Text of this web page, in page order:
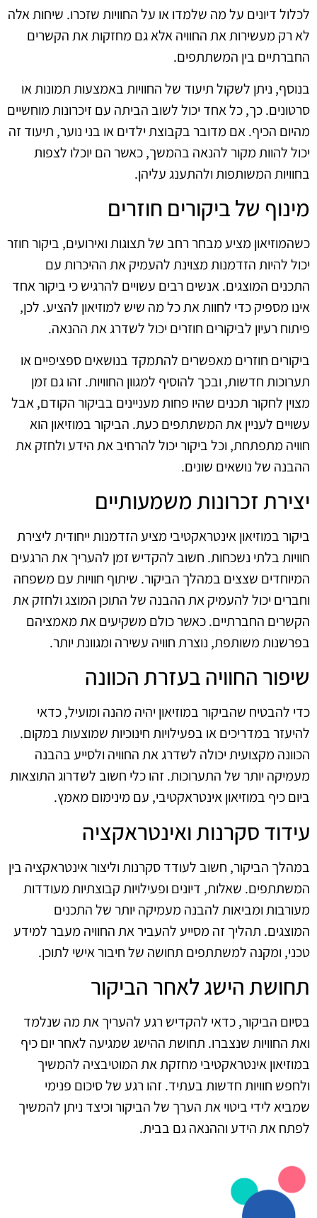
לכלול דיונים על מה שלמדו או על החוויות שזכרו. שיחות אלה
לא רק מעשירות את החוויה אלא גם מחזקות את הקשרים
החברתיים בין המשתתפים.
בנוסף, ניתן לשקול תיעוד של החוויות באמצעות תמונות או
סרטונים. כך, כל אחד יכול לשוב הביתה עם זיכרונות מוחשיים
מהיום הכיף. אם מדובר בקבוצת ילדים או בני נוער, תיעוד זה
יכול להוות מקור להנאה בהמשך, כאשר הם יוכלו לצפות
בחוויות המשותפות ולהתענג עליהן.
מינוף של ביקורים חוזרים
כשהמוזיאון מציע מבחר רחב של תצוגות ואירועים, ביקור חוזר
יכול להיות הזדמנות מצוינת להעמיק את ההיכרות עם
התכנים המוצגים. אנשים רבים עשויים להרגיש כי ביקור אחד
אינו מספיק כדי לחוות את כל מה שיש למוזיאון להציע. לכן,
פיתוח רעיון לביקורים חוזרים יכול לשדרג את ההנאה.
ביקורים חוזרים מאפשרים להתמקד בנושאים ספציפיים או
תערוכות חדשות, ובכך להוסיף למגוון החוויות. זהו גם זמן
מצוין לחקור תכנים שהיו פחות מעניינים בביקור הקודם, אבל
עשויים לעניין את המשתתפים כעת. הביקור במוזיאון הוא
חוויה מתפתחת, וכל ביקור יכול להרחיב את הידע ולחזק את
ההבנה של נושאים שונים.
יצירת זכרונות משמעותיים
ביקור במוזיאון אינטראקטיבי מציע הזדמנות ייחודית ליצירת
חוויות בלתי נשכחות. חשוב להקדיש זמן להעריך את הרגעים
המיוחדים שצצים במהלך הביקור. שיתוף חוויות עם משפחה
וחברים יכול להעמיק את ההבנה של התוכן המוצג ולחזק את
הקשרים החברתיים. כאשר כולם משקיעים את מאמציהם
בפרשנות משותפת, נוצרת חוויה עשירה ומגוונת יותר.
שיפור החוויה בעזרת הכוונה
כדי להבטיח שהביקור במוזיאון יהיה מהנה ומועיל, כדאי
להיעזר במדריכים או בפעילויות חינוכיות שמוצעות במקום.
הכוונה מקצועית יכולה לשדרג את החוויה ולסייע בהבנה
מעמיקה יותר של התערוכות. זהו כלי חשוב לשדרוג התוצאות
ביום כיף במוזיאון אינטראקטיבי, עם מינימום מאמץ.
עידוד סקרנות ואינטראקציה
במהלך הביקור, חשוב לעודד סקרנות וליצור אינטראקציה בין
המשתתפים. שאלות, דיונים ופעילויות קבוצתיות מעודדות
מעורבות ומביאות להבנה מעמיקה יותר של התכנים
המוצגים. תהליך זה מסייע להעביר את החוויה מעבר למידע
טכני, ומקנה למשתתפים תחושה של חיבור אישי לתוכן.
תחושת הישג לאחר הביקור
בסיום הביקור, כדאי להקדיש רגע להעריך את מה שנלמד
ואת החוויות שנצברו. תחושת ההישג שמגיעה לאחר יום כיף
במוזיאון אינטראקטיבי מחזקת את המוטיבציה להמשיך
ולחפש חוויות חדשות בעתיד. זהו רגע של סיכום פנימי
שמביא לידי ביטוי את הערך של הביקור וכיצד ניתן להמשיך
לפתח את הידע וההנאה גם בבית.